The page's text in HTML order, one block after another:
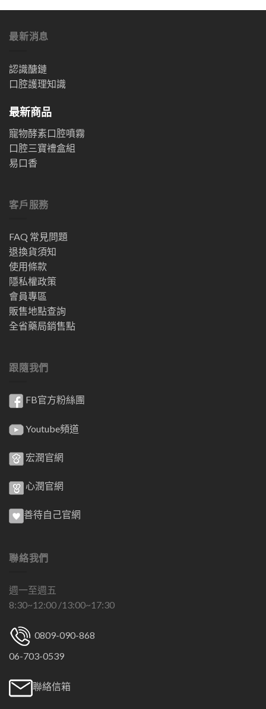
最新消息
認識醣鏈
口腔護理知識
最新商品
寵物酵素口腔噴霧
口腔三寶禮盒組
易口香
客戶服務
FAQ 常見問題
退換貨須知
使用條款
隱私權政策
會員專區
販售地點查詢
全省藥局銷售點
跟隨我們
FB官方粉絲團
Youtube頻道
宏潤官網
心潤官網
善待自己官網
聯絡我們
週一至週五
8:30~12:00 /13:00~17:30
0809-090-868
06-703-0539
聯絡信箱